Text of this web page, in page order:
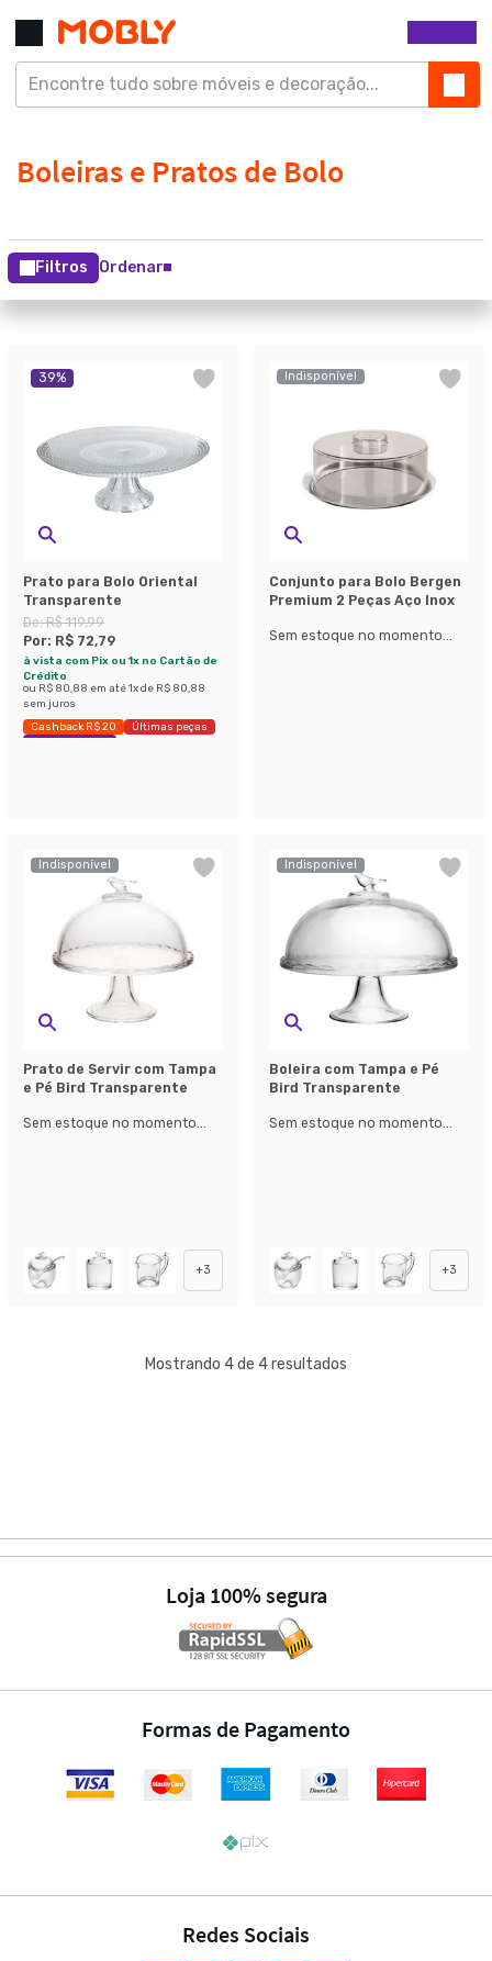
Filtros Ordenar
39%
Prato para Bolo Oriental
Transparente
De:R$ 119,99
Por: R$ 72,79
à vista com Pix ou 1x no Cartão de
Crédito
ou R$ 80,88 em até1x de R$ 80,88
sem juros
Cashback R$ 20
Últimas peças
Economize 39%
Indisponível
Conjunto para Bolo Bergen
Premium 2 Peças Aço Inox
Sem estoque no momento...
Indisponível
Prato de Servir com Tampa
e Pé Bird Transparente
Sem estoque no momento...
+3
Indisponível
Boleira com Tampa e Pé
Bird Transparente
Sem estoque no momento...
+3
Mostrando 4 de 4 resultados